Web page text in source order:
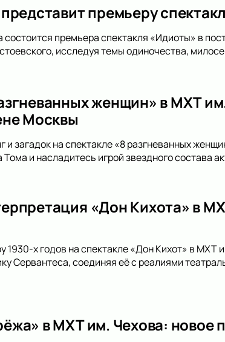
премьеру
премьера спектакля «Идиоты» в
исследуя темы одиночества,
женщин» в МХТ
Москвы
и загадок на спектакле «8 разгневанных
и насладитесь игрой звездного состава
«Дон Кихота» в
1930-х годов на спектакле «Дон Кихот» в
Сервантеса, соединяя её с реалиями
в МХТ им. Чехова: новое